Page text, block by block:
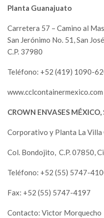
Planta Guanajuato
Carretera 57 – Camino al
San Jerónimo No. 51, San
C.P. 37980
Teléfono: +52 (419) 1090-
www.cclcontainermexico.com
CROWN ENVASES MÉXICO,
Corporativo y Planta La
Col. Bondojito, C.P. 07850,
Teléfono: +52 (55) 5747-
Fax: +52 (55) 5747-4197
Contacto: Victor Morquecho